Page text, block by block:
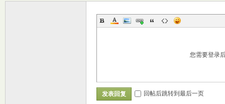
您需要登录
发表回复 回帖后跳转到最后一页